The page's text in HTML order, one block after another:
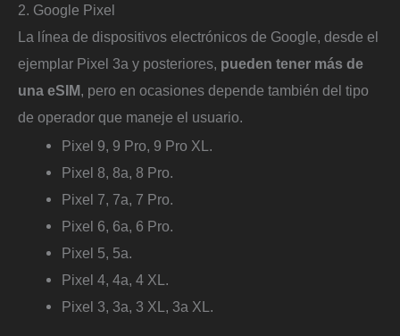
2. Google Pixel
La línea de dispositivos electrónicos de Google, desde el
ejemplar Pixel 3a y posteriores, pueden tener más de
una eSIM, pero en ocasiones depende también del tipo
de operador que maneje el usuario.
Pixel 9, 9 Pro, 9 Pro XL.
Pixel 8, 8a, 8 Pro.
Pixel 7, 7a, 7 Pro.
Pixel 6, 6a, 6 Pro.
Pixel 5, 5a.
Pixel 4, 4a, 4 XL.
Pixel 3, 3a, 3 XL, 3a XL.